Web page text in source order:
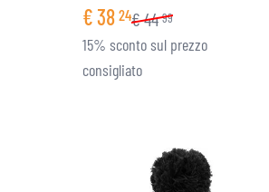
€38 24€44 99
15% sconto sul prezzo
consigliato